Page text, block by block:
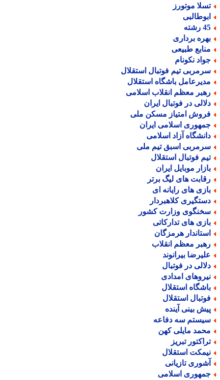
موتورز
برداری
طبیعی
نکونام
تیم فوتبال استقلال
باشگاه استقلال
معظم انقلاب اسلامی
در فوتبال ایران
امتیاز مسکن ملی
اسلامی ایران
آزاد اسلامی
اسبق تیم ملی
فوتبال استقلال
موبایل ایران
های لیگ برتر
های رایانه ای
کلاهبردار
وزارت کشور
های تدارکاتی
هرمزگان
معظم انقلاب
بیرانوند
در فوتبال
امدادی
استقلال
استقلال
بینی آینده
سه دفاعه
مایلی کهن
تبریز
استقلال
تازیانی
اسلامی